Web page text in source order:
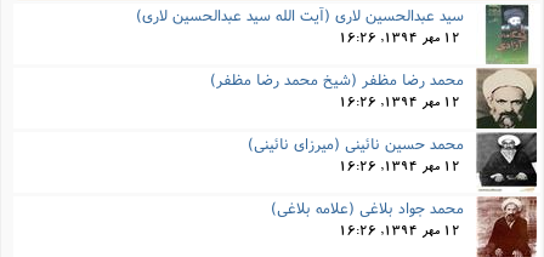
سید عبدالحسین لاری (آیت الله سید عبدالحسین لاری)
12 مهر 1394, 16:26
محمد رضا مظفر (شیخ محمد رضا مظفر)
12 مهر 1394, 16:26
محمد حسین نائینی (میرزای نائینی)
12 مهر 1394, 16:26
محمد جواد بلاغی (علامه بلاغی)
12 مهر 1394, 16:26